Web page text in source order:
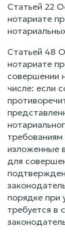
Статьей 22
нотариате
Статьей 48
нотариате
совершении
числе: если
изложенные
для
порядке при
требуется в